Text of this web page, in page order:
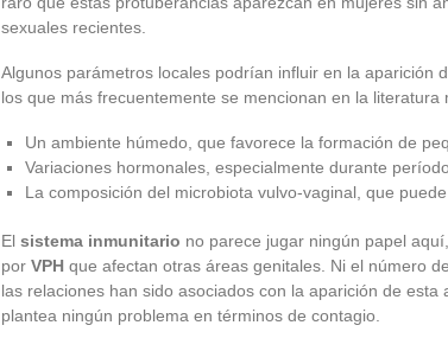
sexuales recientes.
Algunos parámetros locales podrían influir en la aparición
los que más frecuentemente se mencionan en la literatura
Un ambiente húmedo, que favorece la formación de
Variaciones hormonales, especialmente durante
La composición del microbiota vulvo-vaginal, que
El sistema inmunitario no parece jugar ningún papel
por VPH que afectan otras áreas genitales. Ni el número de
las relaciones han sido asociados con la aparición de
plantea ningún problema en términos de contagio.